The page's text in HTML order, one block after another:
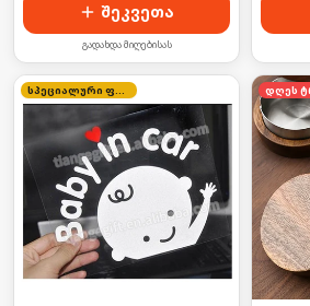
შეკვეთა
გადახდა მიღებისას
სპეციალური ფასი